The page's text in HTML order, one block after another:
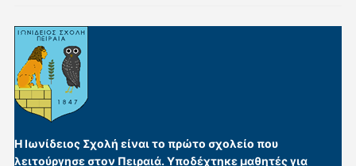
Η Ιωνίδειος Σχολή είναι το πρώτο σχολείο που
λειτούργησε στον Πειραιά. Υποδέχτηκε μαθητές για